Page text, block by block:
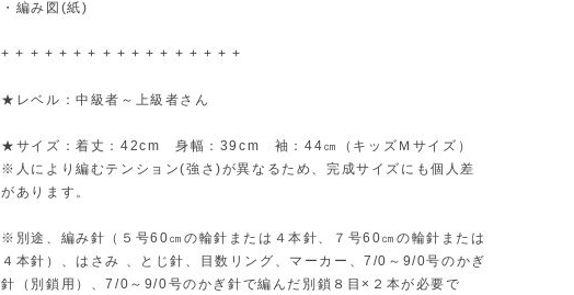
・編み図(紙)
+ + + + + + + + + + + + + + + + +
★レベル：中級者～上級者さん
★サイズ：着丈：42cm 身幅：39cm 袖：44㎝（キッズＭサイズ）
※人により編むテンション(強さ)が異なるため、完成サイズにも個人差
があります。
※別途、編み針（５号60㎝の輪針または４本針、７号60㎝の輪針または
４本針）、はさみ 、とじ針、目数リング、マーカー、7/0～9/0号のかぎ
針（別鎖用）、7/0～9/0号のかぎ針で編んだ別鎖８目×２本が必要で